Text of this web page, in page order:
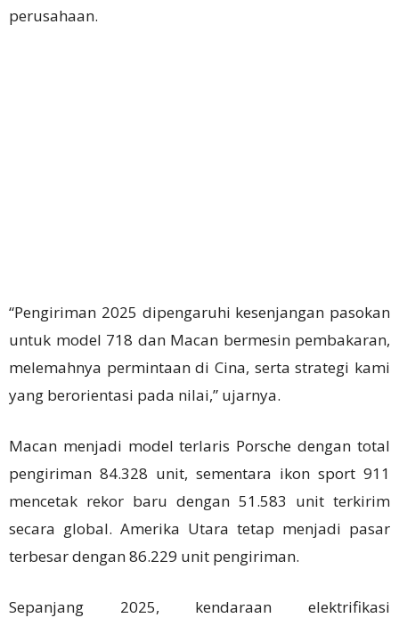
perusahaan.
“Pengiriman 2025 dipengaruhi kesenjangan pasokan
untuk model 718 dan Macan bermesin pembakaran,
melemahnya permintaan di Cina, serta strategi kami
yang berorientasi pada nilai,” ujarnya.
Macan menjadi model terlaris Porsche dengan total
pengiriman 84.328 unit, sementara ikon sport 911
mencetak rekor baru dengan 51.583 unit terkirim
secara global. Amerika Utara tetap menjadi pasar
terbesar dengan 86.229 unit pengiriman.
Sepanjang 2025, kendaraan elektrifikasi